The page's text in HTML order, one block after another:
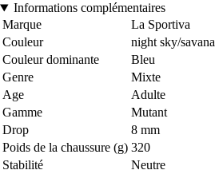
Informations complémentaires
Marque
La Sportiva
Couleur
night sky/savana
Couleur dominante
Bleu
Genre
Mixte
Age
Adulte
Gamme
Mutant
Drop
8 mm
Poids de la chaussure (g) 320
Stabilité
Neutre